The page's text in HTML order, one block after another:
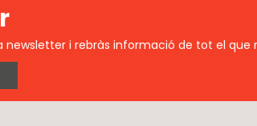
newsletter i rebràs informació de tot el que